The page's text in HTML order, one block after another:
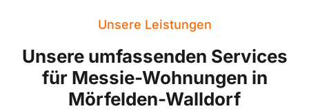
Unsere Leistungen
Unsere umfassenden Services
für Messie-Wohnungen in
Mörfelden-Walldorf